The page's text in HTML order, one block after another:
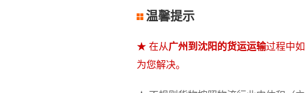
温馨提示
★ 在从广州到沈阳的货运运输过程中
为您解决。